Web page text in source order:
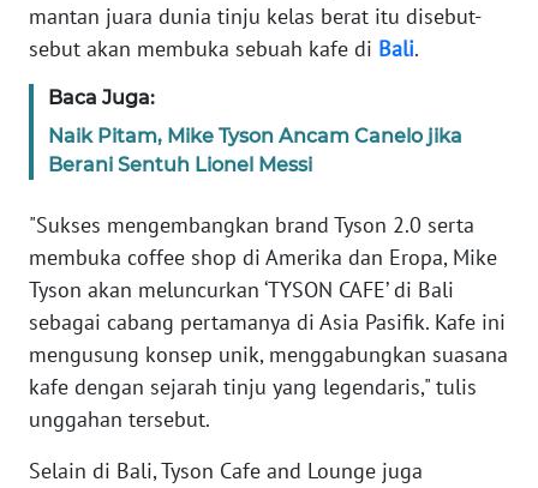
mantan juara dunia tinju kelas berat itu disebut-
sebut akan membuka sebuah kafe di Bali.
Baca Juga:
Naik Pitam, Mike Tyson Ancam Canelo jika
Berani Sentuh Lionel Messi
"Sukses mengembangkan brand Tyson 2.0 serta
membuka coffee shop di Amerika dan Eropa, Mike
Tyson akan meluncurkan ‘TYSON CAFE’ di Bali
sebagai cabang pertamanya di Asia Pasifik. Kafe ini
mengusung konsep unik, menggabungkan suasana
kafe dengan sejarah tinju yang legendaris," tulis
unggahan tersebut.
Selain di Bali, Tyson Cafe and Lounge juga
WN
WN
JAKARTA
WN
JABAR
BANTEN
WN
NTT